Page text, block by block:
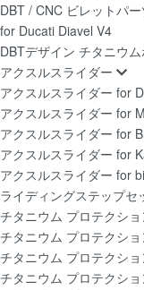
DBT / CNC ビレットパ
for Ducati Diavel V4
DBTデザイン チタニウム
アクスルスライダー
アクスルスライダー for
アクスルスライダー for
アクスルスライダー for
アクスルスライダー for
アクスルスライダー for
ライディングステップセ
チタニウム プロテクシ
チタニウム プロテクシ
チタニウム プロテクシ
チタニウム プロテクシ